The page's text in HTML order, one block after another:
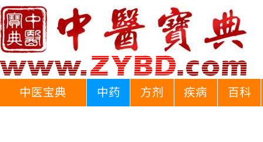
中医宝典 中药 方剂 疾病 百科